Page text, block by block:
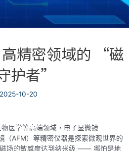
精密领域的 “磁
护者”
2025-10-20
医学等高端领域，电子显微镜
（AFM）等精密仪器是探索微观世界的
磁场的敏感度达到纳米级 —— 哪怕是地